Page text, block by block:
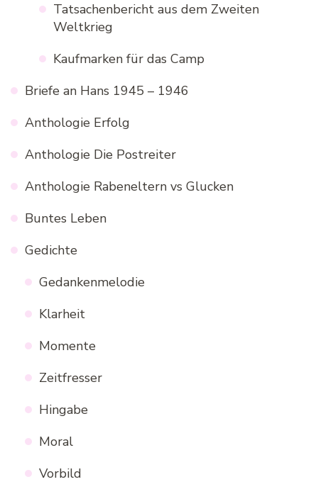
Tatsachenbericht aus dem Zweiten
Weltkrieg
Kaufmarken für das Camp
Briefe an Hans 1945 – 1946
Anthologie Erfolg
Anthologie Die Postreiter
Anthologie Rabeneltern vs Glucken
Buntes Leben
Gedichte
Gedankenmelodie
Klarheit
Momente
Zeitfresser
Hingabe
Moral
Vorbild